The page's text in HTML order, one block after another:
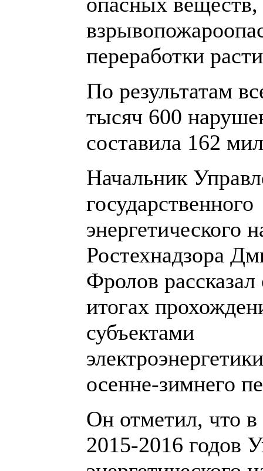
переработки
По результатам
тысяч 600
составила 162
Начальник
государственного
энергетического
Ростехнадзора
Фролов рассказал
итогах
субъектами
осенне-зимнего
Он отметил, что в
2015-2016 годов